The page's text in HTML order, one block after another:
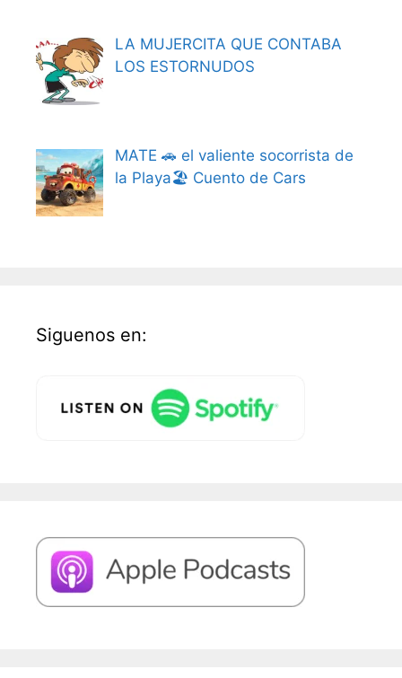
LA MUJERCITA QUE CONTABA
LOS ESTORNUDOS
MATE 🚗 el valiente socorrista de
la Playa🏖️ Cuento de Cars
Siguenos en: